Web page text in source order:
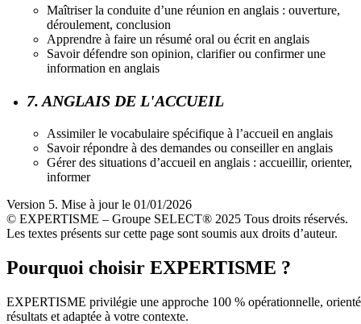
Maîtriser la conduite d’une réunion en anglais : ouverture,
déroulement, conclusion
Apprendre à faire un résumé oral ou écrit en anglais
Savoir défendre son opinion, clarifier ou confirmer une
information en anglais
7. ANGLAIS DE L'ACCUEIL
Assimiler le vocabulaire spécifique à l’accueil en anglais
Savoir répondre à des demandes ou conseiller en anglais
Gérer des situations d’accueil en anglais : accueillir, orienter,
informer
Version 5. Mise à jour le 01/01/2026
© EXPERTISME – Groupe SELECT® 2025 Tous droits réservés.
Les textes présents sur cette page sont soumis aux droits d’auteur.
Pourquoi choisir EXPERTISME ?
EXPERTISME privilégie une approche 100 % opérationnelle,
résultats et adaptée à votre contexte.